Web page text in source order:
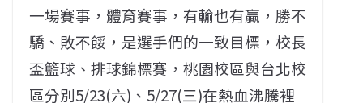
一場賽事，體育賽事，有輸也有贏，勝不
驕、敗不餒，是選手們的一致目標，校長
盃籃球、排球錦標賽，桃園校區與台北校
區分別5/23(六)、5/27(三)在熱血沸騰裡